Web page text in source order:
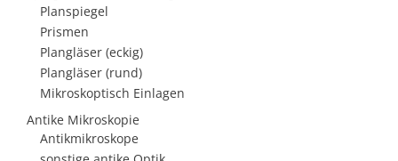
Planspiegel
Prismen
Plangläser (eckig)
Plangläser (rund)
Mikroskoptisch Einlagen
Antike Mikroskopie
Antikmikroskope